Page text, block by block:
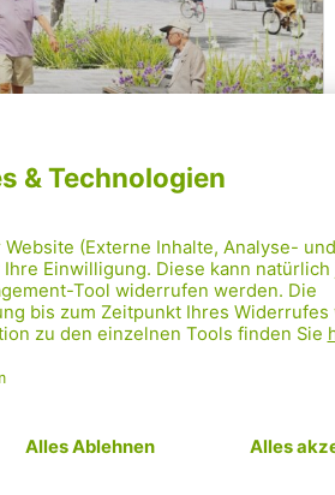
ALLGEMEIN,MOBILITÄT,
Mehr laden